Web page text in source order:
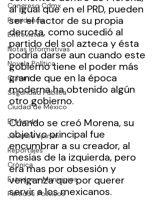
Congreso Cdmx
Presidencia
Entrevistas
Notas Informativas
Novela Política
Cultura
Seguridad Pública
Ciudad de México
El Mundo
Jóvenes opinan
Reportajes
Crónica
Estados y Municipios
Partidos Políticos
al igual que en el PRD, pueden
ser el factor de su propia
derrota, como sucedió al
partido del sol azteca y ésta
podría darse aun cuando este
gobierno tiene el poder más
grande que en la época
moderna ha obtenido algún
otro gobierno.
Cuando se creó Morena, su
objetivo principal fue
encumbrar a su creador, al
mesías de la izquierda, pero
era mas por obsesión y
venganza que por querer
servir a los mexicanos.